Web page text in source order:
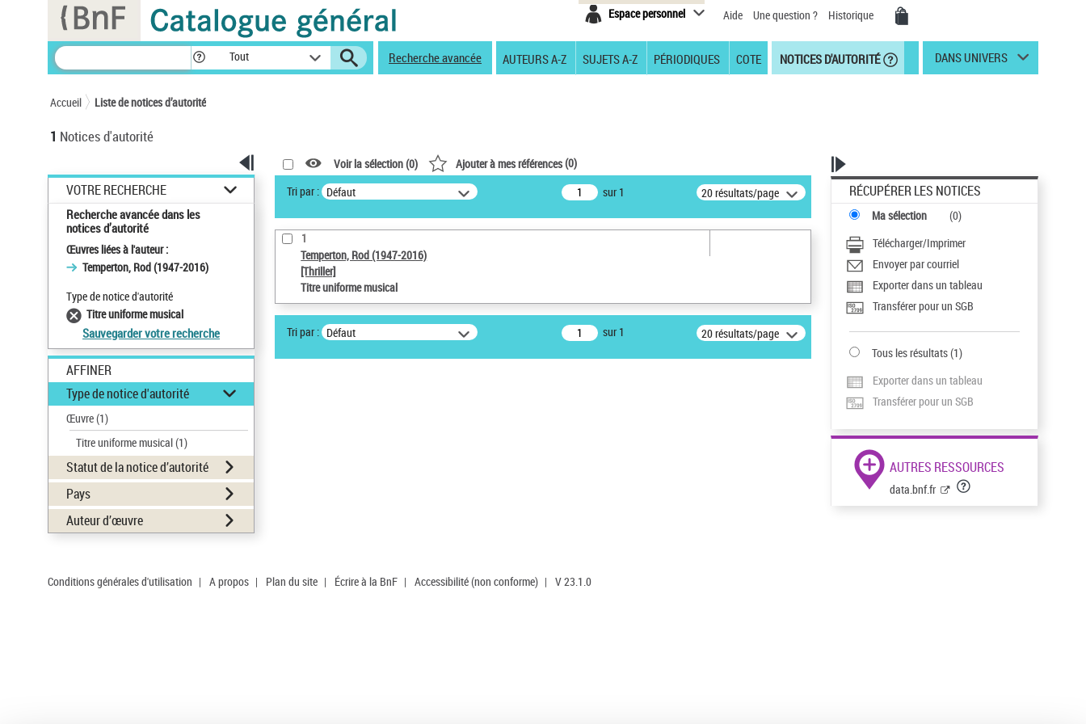
Espace personnel Aide Une question ? Historique
Tout Recherche avancée AUTEURS A-Z SUJETS A-Z PÉRIODIQUES COTE NOTICES D'AUTORITÉ DANS UNIVERS
Accueil Liste de notices d’autorité
1 Notices d'autorité
VOTRE RECHERCHE
Recherche avancée dans les
notices d’autorité
Œuvres liées à l'auteur :
Temperton, Rod (1947-2016)
Type de notice d'autorité
Titre uniforme musical
Sauvegarder votre recherche
AFFINER
Type de notice d'autorité
Œuvre(1)
Titre uniforme musical(1)
Statut de la notice d’autorité
Pays
Auteur d’œuvre
Voir la sélection (0) Ajouter à mes références(0)
Tri par : Défaut sur 1 20 résultats/page
1
Temperton, Rod (1947-2016)
[Thriller]
Titre uniforme musical
Tri par : Défaut sur 1 20 résultats/page
RÉCUPÉRER LES NOTICES
Ma sélection (0)
Télécharger/Imprimer
Envoyer par courriel
Exporter dans un tableau
Transférer pour un SGB
Tous les résultats(1)
Exporter dans un tableau
Transférer pour un SGB
AUTRES RESSOURCES
data.bnf.fr
Conditions générales d'utilisation | A propos | Plan du site | Écrire à la BnF | Accessibilité (non conforme) | V 23.1.0
Panneau de gestion des cookies